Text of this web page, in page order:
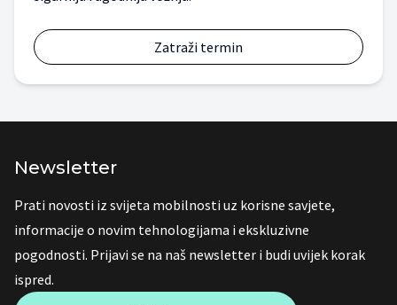
Zatraži termin
Newsletter
Prati novosti iz svijeta mobilnosti uz korisne savjete,
informacije o novim tehnologijama i ekskluzivne
pogodnosti. Prijavi se na naš newsletter i budi uvijek korak
ispred.